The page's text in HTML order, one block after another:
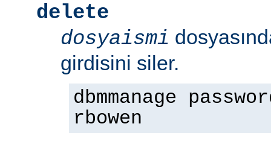
delete
dosyaismi
girdisini siler.
dbmmanage
rbowen